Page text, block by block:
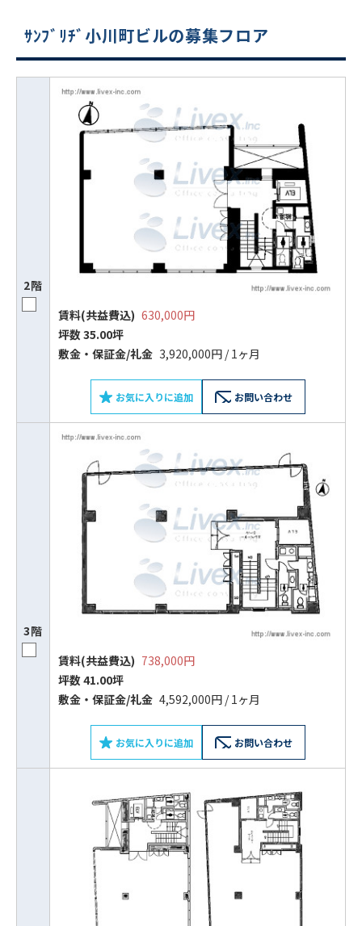
ｻﾝﾌﾞﾘﾁﾞ小川町ビルの募集フロア
2階
賃料(共益費込) 630,000円
坪数 35.00坪
敷⾦‧保証⾦/礼⾦ 3,920,000円 / 1ヶ月
お気に入りに追加 お問い合わせ
3階
賃料(共益費込) 738,000円
坪数 41.00坪
敷⾦‧保証⾦/礼⾦ 4,592,000円 / 1ヶ月
お気に入りに追加 お問い合わせ